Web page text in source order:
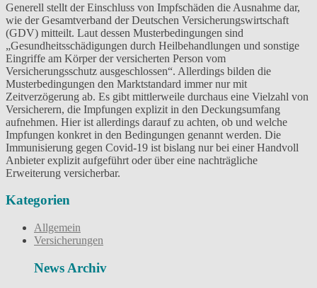
Generell stellt der Einschluss von Impfschäden die Ausnahme dar,
wie der Gesamtverband der Deutschen Versicherungswirtschaft
(GDV) mitteilt. Laut dessen Musterbedingungen sind
„Gesundheitsschädigungen durch Heilbehandlungen und sonstige
Eingriffe am Körper der versicherten Person vom
Versicherungsschutz ausgeschlossen“. Allerdings bilden die
Musterbedingungen den Marktstandard immer nur mit
Zeitverzögerung ab. Es gibt mittlerweile durchaus eine Vielzahl von
Versicherern, die Impfungen explizit in den Deckungsumfang
aufnehmen. Hier ist allerdings darauf zu achten, ob und welche
Impfungen konkret in den Bedingungen genannt werden. Die
Immunisierung gegen Covid-19 ist bislang nur bei einer Handvoll
Anbieter explizit aufgeführt oder über eine nachträgliche
Erweiterung versicherbar.
Kategorien
Allgemein
Versicherungen
News Archiv